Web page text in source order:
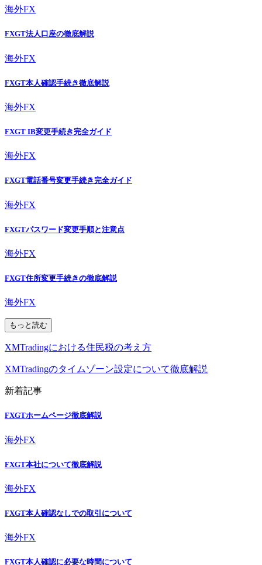
海外FX
FXGT法人口座の徹底解説
海外FX
FXGT本人確認手続き徹底解説
海外FX
FXGT IB変更手続き完全ガイド
海外FX
FXGT電話番号変更手続き完全ガイド
海外FX
FXGTパスワード変更手順と注意点
海外FX
FXGT住所変更手続きの徹底解説
海外FX
もっと読む
XMTradingにおける住民税の考え方
XMTradingのタイムゾーン設定について徹底解説
新着記事
FXGTホームページ徹底解説
海外FX
FXGT本社について徹底解説
海外FX
FXGT本人確認なしでの取引について
海外FX
FXGT本人確認に必要な時間について